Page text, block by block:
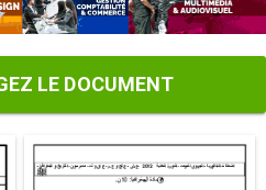
LE DOCUMENT